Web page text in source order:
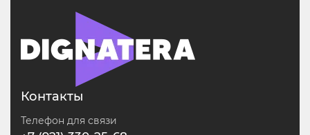
Контакты
Телефон для связи